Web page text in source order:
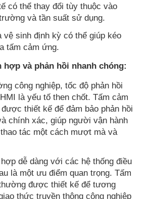
có thể thay đổi tùy thuộc vào
và tần suất sử dụng.
vệ sinh định kỳ có thể giúp kéo
tấm cảm ứng.
hợp và phản hồi nhanh chóng:
công nghiệp, tốc độ phản hồi
là yếu tố then chốt. Tấm cảm
thiết kế để đảm bảo phản hồi
chính xác, giúp người vận hành
tác một cách mượt mà và
dễ dàng với các hệ thống điều
là một ưu điểm quan trọng. Tấm
được thiết kế để tương
thức truyền thông công nghiệp